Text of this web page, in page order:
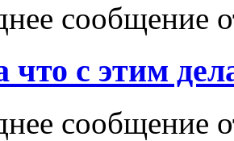
сообщение
что с этим
сообщение